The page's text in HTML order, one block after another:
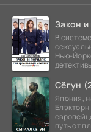
В
Нью-
Сёгун
Япония,
путь от